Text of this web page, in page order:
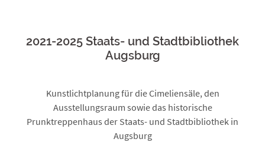
2021-2025 Staats- und Stadtbibliothek
Augsburg
Kunstlichtplanung für die Cimeliensäle, den
Ausstellungsraum sowie das historische
Prunktreppenhaus der Staats- und Stadtbibliothek in
Augsburg